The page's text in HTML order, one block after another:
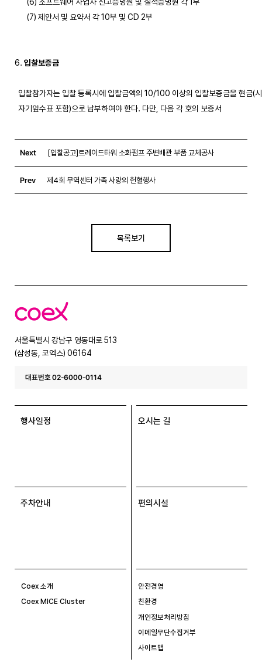
       (7) 제안서 및 요약서 각 10부 및 CD 2부
6. 입찰보증금
입찰참가자는 입찰 등록시에 입찰금액의 10/100 이상의 입찰보증금을 현금(
  자기앞수표 포함)으로 납부하여야 한다. 다만, 다음 각 호의 보증서
Next [입찰공고]트레이드타워 소화펌프 주변배관 부품 교체공사
Prev 제4회 무역센터 가족 사랑의 헌혈행사
목록보기
코
엑
서울특별시 강남구 영동대로 513
(삼성동, 코엑스) 06164
대표번호 02-6000-0114
행사일정 오시는 길
주차안내 편의시설
Coex 소개
Coex MICE Cluster
안전경영
친환경
개인정보처리방침
이메일무단수집거부
사이트맵